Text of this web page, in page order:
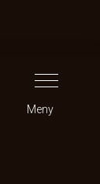
Meny